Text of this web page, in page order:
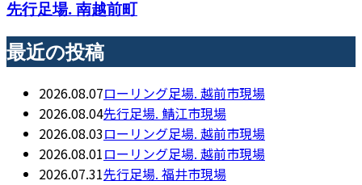
先行足場. 南越前町
最近の投稿
2026.08.07ローリング足場. 越前市現場
2026.08.04先行足場. 鯖江市現場
2026.08.03ローリング足場. 越前市現場
2026.08.01ローリング足場. 越前市現場
2026.07.31先行足場. 福井市現場